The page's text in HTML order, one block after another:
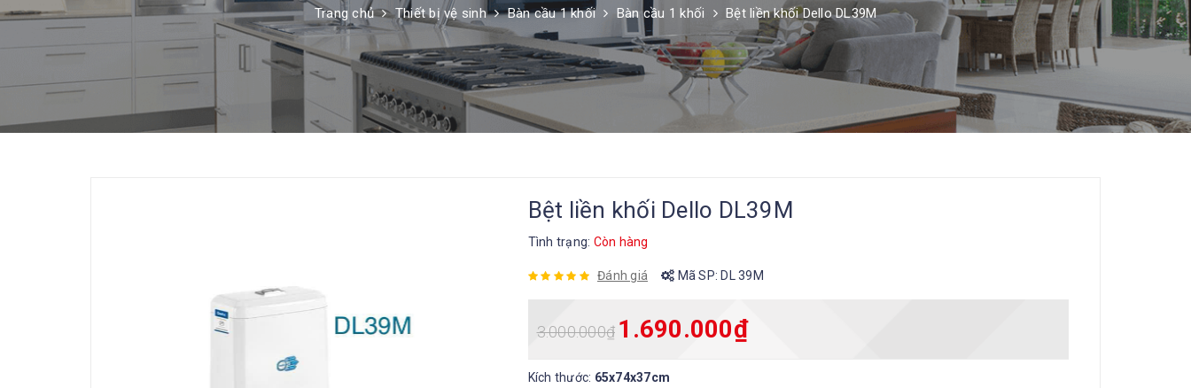
Trang chủ Thiết bị vệ sinh Bàn cầu 1 khối Bàn cầu 1 khối Bệt liền khối Dello DL39M
Bệt liền khối Dello DL39M
Tình trạng: Còn hàng
Đánh giá Mã SP: DL 39M
3.000.000₫ 1.690.000₫
Kích thước: 65x74x37cm